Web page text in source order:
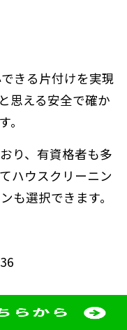
きる片付けを実現
思える安全で確か
り、有資格者も多
ハウスクリーニン
も選択できます。